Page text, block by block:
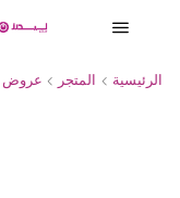
الرئيسية المتجر عروض